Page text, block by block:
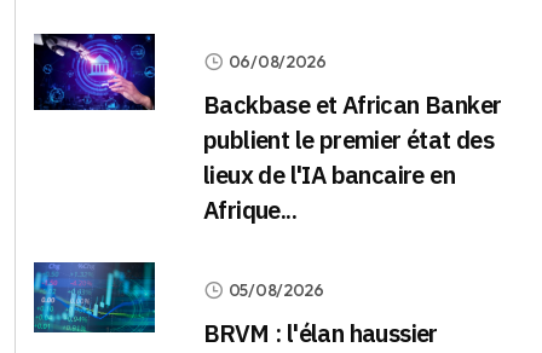
06/08/2026
Backbase et African Banker
publient le premier état des
lieux de l'IA bancaire en
Afrique...
05/08/2026
BRVM : l'élan haussier